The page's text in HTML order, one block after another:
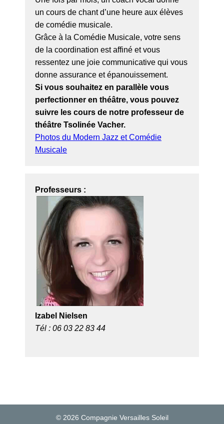
un cours de chant d’une heure aux élèves
de comédie musicale.
Grâce à la Comédie Musicale, votre sens
de la coordination est affiné et vous
ressentez une joie communicative qui vous
donne assurance et épanouissement.
Si vous souhaitez en parallèle vous
perfectionner en théâtre, vous pouvez
suivre les cours de notre professeur de
théâtre Tsolinée Vacher.
Photos du Modern Jazz et Comédie
Musicale
Professeurs :
Izabel Nielsen
Tél : 06 03 22 83 44
© 2026 Compagnie Versailles Soleil